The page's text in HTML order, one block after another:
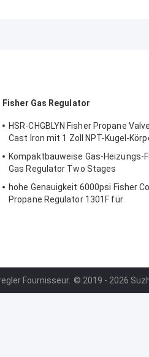
Fisher Gas Regulator
HSR-CHGBLYN Fisher Propane
Cast Iron mit 1 Zoll NPT-Kugel-
Kompaktbauweise Gas-Heizungs-
Gas Regulator Two Stages
hohe Genauigkeit 6000psi Fisher
Propane Regulator 1301F für
Fournisseur. © 2019 - 2026